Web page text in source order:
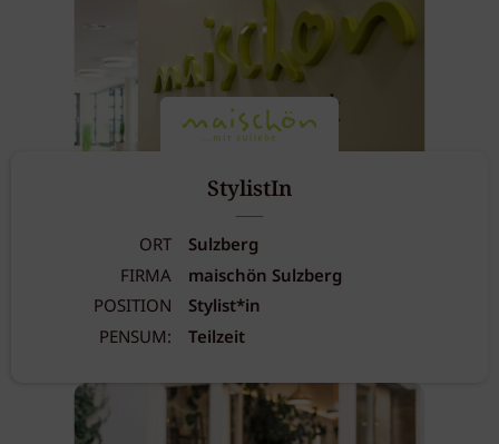
StylistIn
ORT
Sulzberg
FIRMA
maischön Sulzberg
POSITION
Stylist*in
PENSUM:
Teilzeit